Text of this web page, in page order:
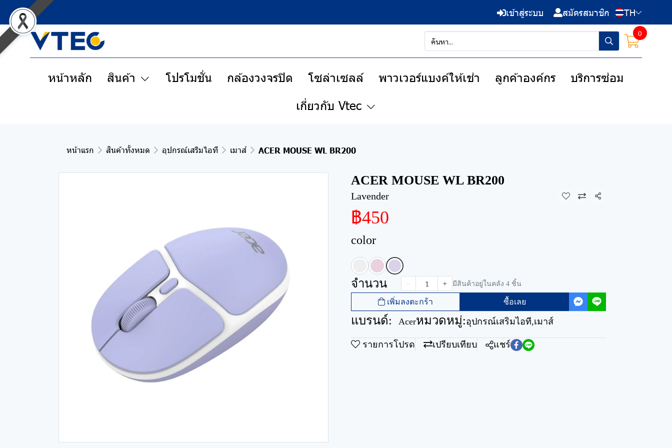
เข้าสู่ระบบ สมัครสมาชิก TH
0
หน้าหลัก สินค้า โปรโมชั่น กล้องวงจรปิด โซล่าเซลล์ พาวเวอร์แบงค์ให้เช่า ลูกค้าองค์กร
บริการซ่อม
เกี่ยวกับ Vtec
หน้าแรก สินค้าทั้งหมด อุปกรณ์เสริมไอที เมาส์ ACER MOUSE WL BR200
ACER MOUSE WL BR200
Lavender แชร์
฿450
color
จำนวน มีสินค้าอยู่ในคลัง 4 ชิ้น
เพิ่มลงตะกร้า ซื้อเลย
แบรนด์: Acerหมวดหมู่:อุปกรณ์เสริมไอที,เมาส์
รายการโปรด เปรียบเทียบ แชร์